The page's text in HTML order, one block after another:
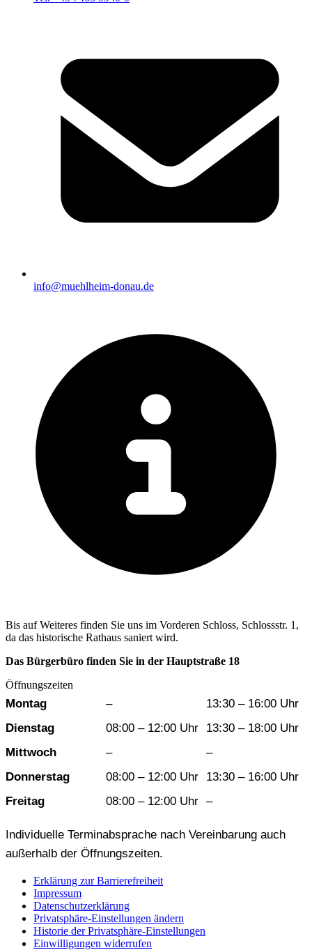
info@muehlheim-donau.de
Bis auf Weiteres finden Sie uns im Vorderen Schloss, Schlossstr. 1,
da das historische Rathaus saniert wird.
Das Bürgerbüro finden Sie in der Hauptstraße 18
Öffnungszeiten
Wochentag Vormittag
Montag –
13:30 – 16:00 Uhr
Dienstag
08:00 – 12:00 Uhr
13:30 – 18:00 Uhr
Mittwoch
–
–
Donnerstag
08:00 – 12:00 Uhr
13:30 – 16:00 Uhr
Freitag
08:00 – 12:00 Uhr –
Individuelle Terminabsprache nach Vereinbarung auch
außerhalb der Öffnungszeiten.
Erklärung zur Barrierefreiheit
Impressum
Datenschutzerklärung
Privatsphäre-Einstellungen ändern
Historie der Privatsphäre-Einstellungen
Einwilligungen widerrufen